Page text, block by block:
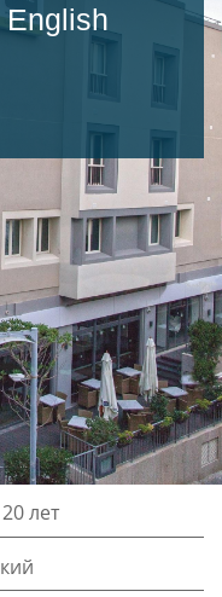
лет